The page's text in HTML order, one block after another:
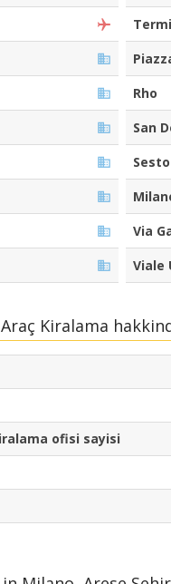
Rho
San
Via
Viale
Kiralama
ofisi sayisi